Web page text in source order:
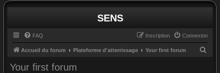
SENS
FAQ Connexion
Inscription
Accueil du forum Plateforme d'atterrissage Your first forum
Your first forum